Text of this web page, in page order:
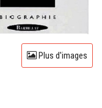
Plus d'images